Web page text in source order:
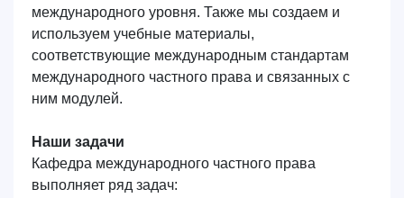
международного уровня. Также мы создаем и
используем учебные материалы,
соответствующие международным стандартам
международного частного права и связанных с
ним модулей.
Наши задачи
Кафедра международного частного права
выполняет ряд задач: